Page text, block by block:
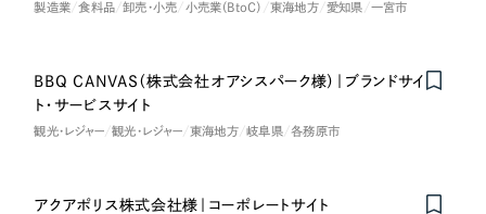
製造業 食料品 卸売・小売 小売業（BtoC） 東海地方 愛知県 一宮市
BBQ CANVAS（株式会社オアシスパーク様）｜ブランドサイ
ト・サービスサイト
観光・レジャー 観光・レジャー 東海地方 岐阜県 各務原市
アクアポリス株式会社様｜コーポレートサイト